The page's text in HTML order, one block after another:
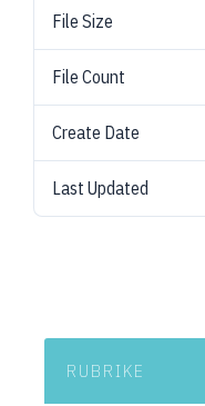
File Size
File Count
Create Date
Last Updated
RUBRIKE